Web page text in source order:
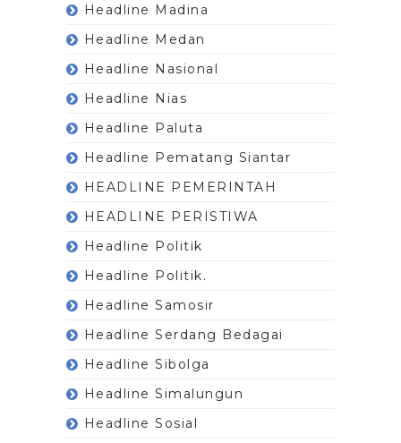
Headline Madina
Headline Medan
Headline Nasional
Headline Nias
Headline Paluta
Headline Pematang Siantar
HEADLINE PEMERINTAH
HEADLINE PERISTIWA
Headline Politik
Headline Politik.
Headline Samosir
Headline Serdang Bedagai
Headline Sibolga
Headline Simalungun
Headline Sosial